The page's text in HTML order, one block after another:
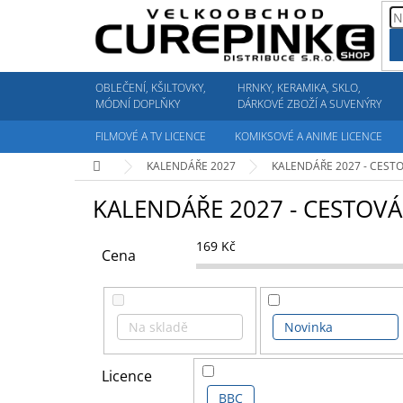
OBLEČENÍ, KŠILTOVKY,
MÓDNÍ DOPLŇKY
HRNKY, KERAMIKA, SKLO,
DÁRKOVÉ ZBOŽÍ A SUVENÝRY
FILMOVÉ A TV LICENCE KOMIKSOVÉ A ANIME LICENCE
Domů
KALENDÁŘE 2027 KALENDÁŘE 2027 -
KALENDÁŘE 2027 -
Cena 169 Kč
Na skladě Novinka
Licence
BBC